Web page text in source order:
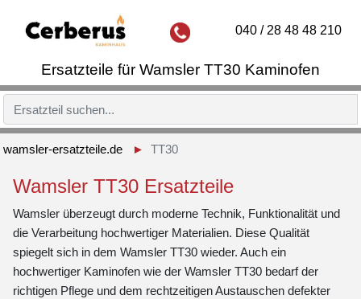
Ersatzteile für Wamsler TT30 Kaminofen
040 / 28 48 48 210
wamsler-ersatzteile.de TT30
Wamsler TT30 Ersatzteile
Wamsler überzeugt durch moderne Technik, Funktionalität und
die Verarbeitung hochwertiger Materialien. Diese Qualität
spiegelt sich in dem Wamsler TT30 wieder. Auch ein
hochwertiger Kaminofen wie der Wamsler TT30 bedarf der
richtigen Pflege und dem rechtzeitigen Austauschen defekter